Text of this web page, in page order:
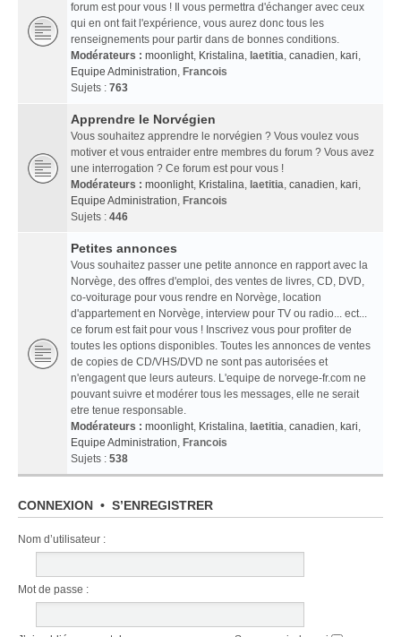
forum est pour vous ! Il vous permettra d'échanger avec ceux
qui en ont fait l'expérience, vous aurez donc tous les
renseignements pour partir dans de bonnes conditions.
Modérateurs : moonlight, Kristalina, laetitia, canadien, kari,
Equipe Administration, Francois
Sujets : 763
Apprendre le Norvégien
Vous souhaitez apprendre le norvégien ? Vous voulez vous
motiver et vous entraider entre membres du forum ? Vous avez
une interrogation ? Ce forum est pour vous !
Modérateurs : moonlight, Kristalina, laetitia, canadien, kari,
Equipe Administration, Francois
Sujets : 446
Petites annonces
Vous souhaitez passer une petite annonce en rapport avec la
Norvège, des offres d'emploi, des ventes de livres, CD, DVD,
co-voiturage pour vous rendre en Norvège, location
d'appartement en Norvège, interview pour TV ou radio... ect...
ce forum est fait pour vous ! Inscrivez vous pour profiter de
toutes les options disponibles. Toutes les annonces de ventes
de copies de CD/VHS/DVD ne sont pas autorisées et
n'engagent que leurs auteurs. L'equipe de norvege-fr.com ne
pouvant suivre et modérer tous les messages, elle ne serait
etre tenue responsable.
Modérateurs : moonlight, Kristalina, laetitia, canadien, kari,
Equipe Administration, Francois
Sujets : 538
CONNEXION • S’ENREGISTRER
Nom d’utilisateur :
Mot de passe :